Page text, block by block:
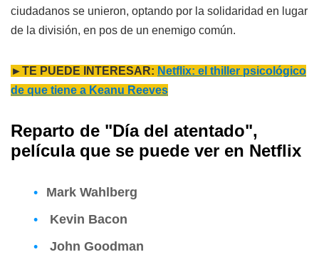
ciudadanos se unieron, optando por la solidaridad en lugar
de la división, en pos de un enemigo común.
►TE PUEDE INTERESAR: Netflix: el thiller psicológico
de que tiene a Keanu Reeves
Reparto de "Día del atentado",
película que se puede ver en Netflix
Mark Wahlberg
Kevin Bacon
John Goodman